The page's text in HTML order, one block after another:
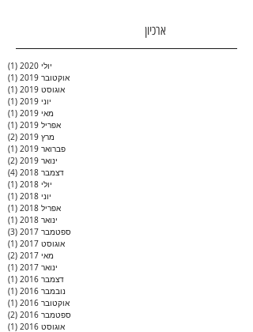
ארכיון
יולי 2020 (1)
אוקטובר 2019
(1)
אוגוסט 2019
(1)
יוני 2019
(1)
מאי 2019
(1)
אפריל 2019
(1)
מרץ 2019
(2)
פברואר 2019
(1)
ינואר 2019
(2)
דצמבר 2018
(4)
יולי 2018
(1)
יוני 2018
(1)
אפריל 2018
(1)
ינואר 2018
(1)
ספטמבר 2017
(3)
אוגוסט 2017
(1)
מאי 2017
(2)
ינואר 2017
(1)
דצמבר 2016
(1)
נובמבר 2016
(1)
אוקטובר 2016
(1)
ספטמבר 2016
(2)
אוגוסט 2016
(1)